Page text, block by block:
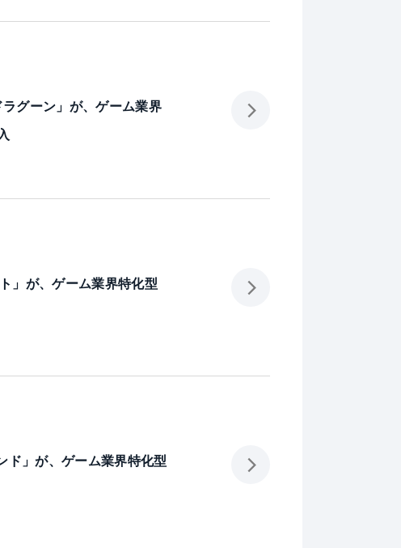
グーン」が、ゲーム業界
」が、ゲーム業界特化型
」が、ゲーム業界特化型